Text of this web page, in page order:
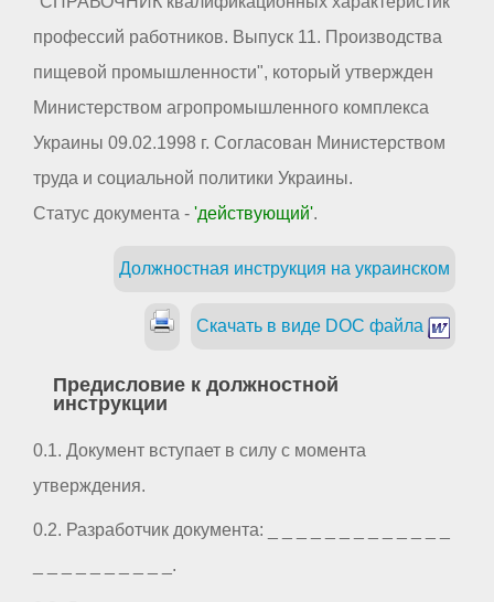
профессий работников. Выпуск 11. Производства
пищевой промышленности", который утвержден
Министерством агропромышленного комплекса
Украины 09.02.1998 г. Согласован Министерством
труда и социальной политики Украины.
Статус документа - 'действующий'.
Должностная инструкция на украинском
Скачать в виде DOC файла
Предисловие к должностной
инструкции
0.1. Документ вступает в силу с момента
утверждения.
0.2. Разработчик документа: _ _ _ _ _ _ _ _ _ _ _ _ _
_ _ _ _ _ _ _ _ _ _.